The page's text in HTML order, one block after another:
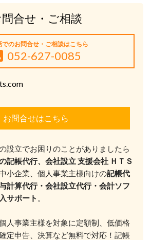
問合せ・ご相談
でのお問合せ・ご相談はこちら
052-627-0085
お問合せはこちら
設立でお困りのことがありましたら
記帳代行、会社設立 支援会社 ＨＴＳ
小企業、個人事業主様向けの記帳代
計算代行・会社設立代行・会計ソフ
サポート 。
人事業主様を対象に定額制、低価格
定申告、決算など無料で対応！記帳